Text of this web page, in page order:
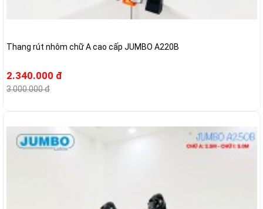
Thang rút nhôm chữ A cao cấp JUMBO A220B
2.340.000 đ
3.000.000 đ